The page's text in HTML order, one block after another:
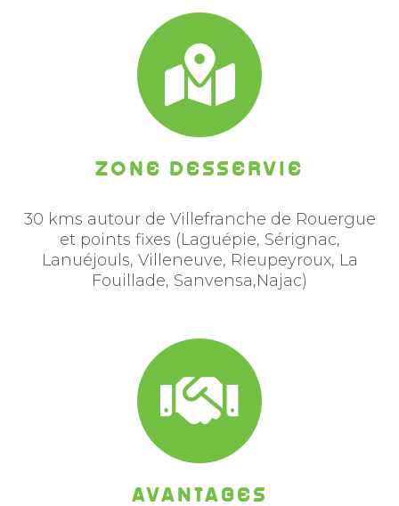
Zone desservie
30 kms autour de Villefranche de Rouergue
et points fixes (Laguépie, Sérignac,
Lanuéjouls, Villeneuve, Rieupeyroux, La
Fouillade, Sanvensa,Najac)
AVANTAGES